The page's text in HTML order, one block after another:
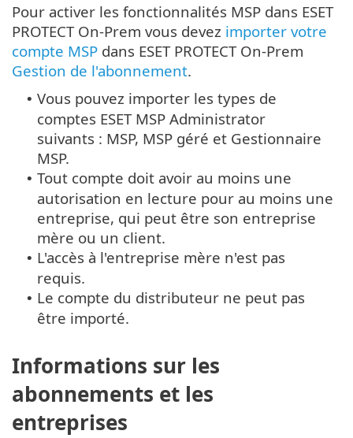
Pour activer les fonctionnalités MSP dans ESET
PROTECT On-Prem vous devez importer votre
compte MSP dans ESET PROTECT On-Prem
Gestion de l'abonnement.
• Vous pouvez importer les types de
comptes ESET MSP Administrator
suivants : MSP, MSP géré et Gestionnaire
MSP.
• Tout compte doit avoir au moins une
autorisation en lecture pour au moins une
entreprise, qui peut être son entreprise
mère ou un client.
• L'accès à l'entreprise mère n'est pas
requis.
• Le compte du distributeur ne peut pas
être importé.
Informations sur les
abonnements et les
entreprises